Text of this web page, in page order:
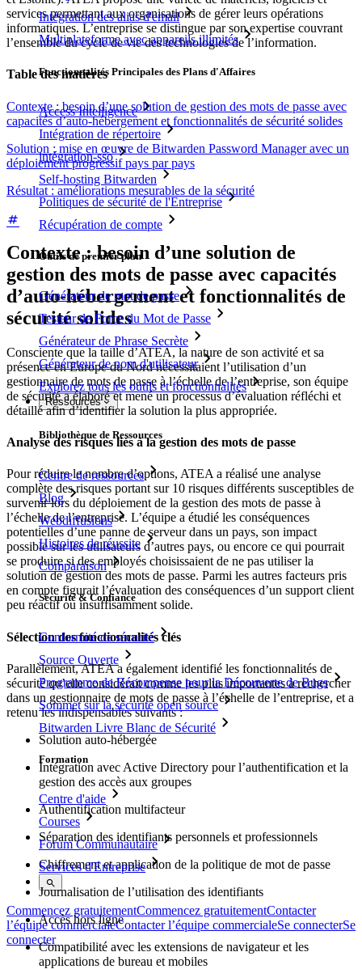
Intégration des alias d'email
Multiplateforme avec appareils illimités
Fonctionnalités Principales des Plans d'Affaires
Access Intelligence
Intégration de répertoire
intégration-sso
Self-hosting Bitwarden
Politiques de sécurité de l'Entreprise
Récupération de compte
Outils de premier plan
Générateur de mot de passe
Testeur de Force du Mot de Passe
Générateur de Phrase Secrète
Générateur de nom d'utilisateur
Explorez tous les outils et fonctionnalités
Ressources
Bibliothèque de Ressources
Centre de ressources
Blog
Webdiffusions
Histoires de réussite
Comparaison
Sécurité & Confiance
Conformité de sécurité
Source Ouverte
Programme de Récompense pour la Découverte de Bugs
Sommet sur la sécurité open source
Bitwarden Livre Blanc de Sécurité
Formation
Centre d'aide
Courses
Forum Communautaire
Services d'Entreprise
Commencez gratuitementCommencez gratuitementContacter
l’équipe commercialeContacter l’équipe commercialeSe connecterSe
connecter
services permettant aux organisations de gérer leurs opérations
informatiques. L’entreprise se distingue par son expertise couvrant
l’ensemble du cycle de vie des technologies de l’information.
Table des matières
Contexte : besoin d’une solution de gestion des mots de passe avec
capacités d’auto-hébergement et fonctionnalités de sécurité solides
Solution : mise en œuvre de Bitwarden Password Manager avec un
déploiement progressif pays par pays
Résultat : améliorations mesurables de la sécurité
Contexte : besoin d’une solution de
gestion des mots de passe avec capacités
d’auto-hébergement et fonctionnalités de
sécurité solides
Consciente que la taille d’ATEA, la nature de son activité et sa
présence en Europe du Nord nécessitaient l’utilisation d’un
gestionnaire de mots de passe à l’échelle de l’entreprise, son équipe
de sécurité a élaboré et mené un processus d’évaluation réfléchi et
détaillé afin d’identifier la solution la plus appropriée.
Analyse des risques liés à la gestion des mots de passe
Pour réduire le nombre d’options, ATEA a réalisé une analyse
complète des risques portant sur 10 risques différents susceptibles de
survenir lors du déploiement de la gestion des mots de passe à
l’échelle de l’entreprise. L’équipe a étudié les conséquences
potentielles d’une panne de serveur dans un pays, son impact
possible sur les utilisateurs d’autres pays, ou encore ce qui pourrait
se produire si des employés choisissaient de ne pas utiliser la
solution de gestion des mots de passe. Parmi les autres facteurs pris
en compte figurait l’évaluation des conséquences d’un support client
peu réactif ou insuffisamment solide.
Sélection des fonctionnalités clés
Parallèlement, ATEA a également identifié les fonctionnalités de
sécurité qu’elle considérait comme les plus importantes à rechercher
dans un gestionnaire de mots de passe à l’échelle de l’entreprise, et a
retenu les indispensables suivants :
Solution auto-hébergée
Intégration avec Active Directory pour l’authentification et la
gestion des accès aux groupes
Authentification multifacteur
Séparation des identifiants personnels et professionnels
Chiffrement et application de la politique de mot de passe
Journalisation de l’utilisation des identifiants
Accès hors ligne
Compatibilité avec les extensions de navigateur et les
applications de bureau et mobiles